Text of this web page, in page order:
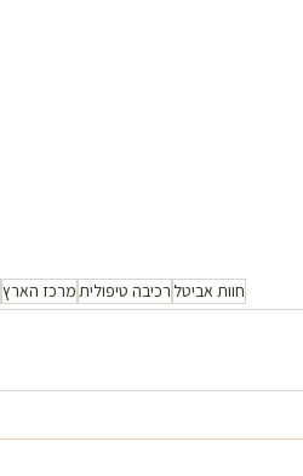
חוות אביטל רכיבה טיפוליתמרכז הארץ